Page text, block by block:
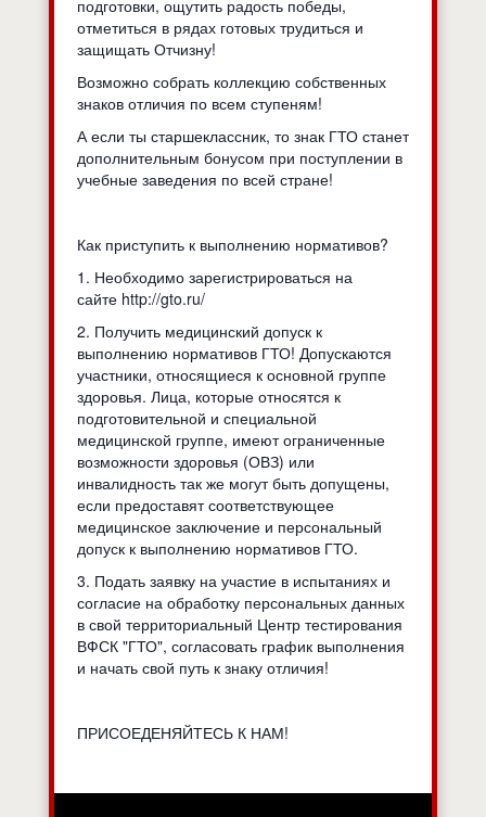
подготовки, ощутить радость победы,
отметиться в рядах готовых трудиться и
защищать Отчизну!
Возможно собрать коллекцию собственных
знаков отличия по всем ступеням!
А если ты старшеклассник, то знак ГТО станет
дополнительным бонусом при поступлении в
учебные заведения по всей стране!
Как приступить к выполнению нормативов?
1. Необходимо зарегистрироваться на
сайте http://gto.ru/
2. Получить медицинский допуск к
выполнению нормативов ГТО! Допускаются
участники, относящиеся к основной группе
здоровья. Лица, которые относятся к
подготовительной и специальной
медицинской группе, имеют ограниченные
возможности здоровья (ОВЗ) или
инвалидность так же могут быть допущены,
если предоставят соответствующее
медицинское заключение и персональный
допуск к выполнению нормативов ГТО.
3. Подать заявку на участие в испытаниях и
согласие на обработку персональных данных
в свой территориальный Центр тестирования
ВФСК "ГТО", согласовать график выполнения
и начать свой путь к знаку отличия!
ПРИСОЕДЕНЯЙТЕСЬ К НАМ!